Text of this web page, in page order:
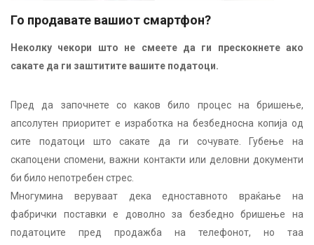
Го продавате вашиот смартфон?
Неколку чекори што не смеете да ги прескокнете ако
сакате да ги заштитите вашите податоци.
Пред да започнете со каков било процес на бришење,
апсолутен приоритет е изработка на безбедносна копија од
сите податоци што сакате да ги сочувате. Губење на
скапоцени спомени, важни контакти или деловни документи
би било непотребен стрес.
Многумина веруваат дека едноставното враќање на
фабрички поставки е доволно за безбедно бришење на
податоците пред продажба на телефонот, но таа